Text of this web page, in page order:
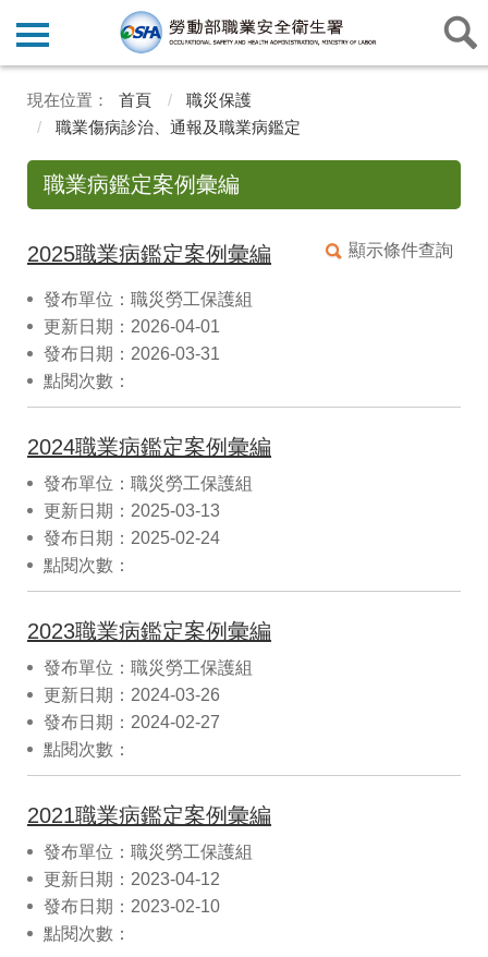
首頁
職災保護
職業傷病診治、通報及職業病鑑定
職業病鑑定案例彙編
顯示條件查詢
2025職業病鑑定案例彙編
發布單位：職災勞工保護組
更新日期：2026-04-01
發布日期：2026-03-31
點閱次數：
2024職業病鑑定案例彙編
發布單位：職災勞工保護組
更新日期：2025-03-13
發布日期：2025-02-24
點閱次數：
2023職業病鑑定案例彙編
發布單位：職災勞工保護組
更新日期：2024-03-26
發布日期：2024-02-27
點閱次數：
2021職業病鑑定案例彙編
發布單位：職災勞工保護組
更新日期：2023-04-12
發布日期：2023-02-10
點閱次數：